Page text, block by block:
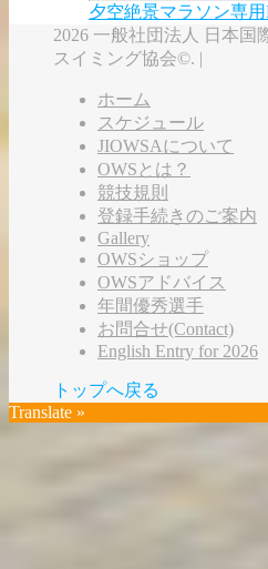
夕空絶景マラソン専用
2026 一般社団法人 日本国
スイミング協会©. |
ホーム
スケジュール
JIOWSAについて
OWSとは？
競技規則
登録手続きのご案内
Gallery
OWSショップ
OWSアドバイス
年間優秀選手
お問合せ(Contact)
English Entry for 2026
トップへ戻る
Translate »